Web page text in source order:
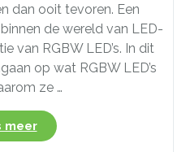
dan ooit tevoren. Een
de wereld van LED-
van RGBW LED’s. In dit
op wat RGBW LED’s
ze …
meer“Ontdek
de